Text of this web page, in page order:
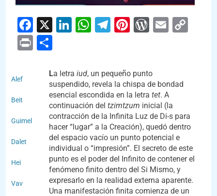
Facebook
X LinkedIn
WhatsApp
Telegram
PinterestEmail
Print
La letra iud, un pequeño punto
suspendido, revela la chispa de bondad
esencial escondida en la letra tet. A
continuación del tzimtzum inicial (la
contracción de la Infinita Luz de Di-s para
hacer “lugar” a la Creación), quedó dentro
del espacio vacío un punto potencial e
individual o “impresión”. El secreto de este
punto es el poder del Infinito de contener el
fenómeno finito dentro del Si Mismo, y
expresarlo en la realidad externa aparente.
Una manifestación finita comienza de un
Alef
Beit
Guimel
Dalet
Hei
Vav